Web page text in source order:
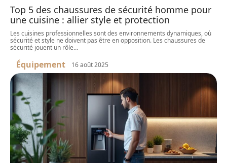
Top 5 des chaussures de sécurité homme pour
une cuisine : allier style et protection
Les cuisines professionnelles sont des environnements dynamiques, où
sécurité et style ne doivent pas être en opposition. Les chaussures de
sécurité jouent un rôle…
Équipement 16 août 2025